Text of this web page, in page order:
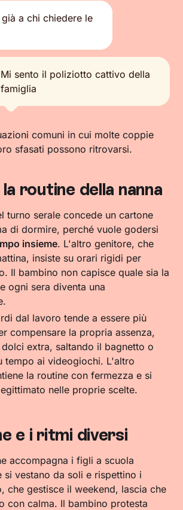
a chi chiedere le
Mi sento il poliziotto cattivo della
famiglia
comuni in cui molte coppie
sfasati possono ritrovarsi.
routine della nanna
turno serale concede un cartone
di dormire, perché vuole godersi
insieme. L'altro genitore, che
insiste su orari rigidi per
Il bambino non capisce quale sia la
ogni sera diventa una
dal lavoro tende a essere più
compensare la propria assenza,
extra, saltando il bagnetto o
tempo ai videogiochi. L'altro
la routine con fermezza e si
nelle proprie scelte.
e i ritmi diversi
accompagna i figli a scuola
si vestano da soli e rispettino i
che gestisce il weekend, lascia che
con calma. Il bambino protesta